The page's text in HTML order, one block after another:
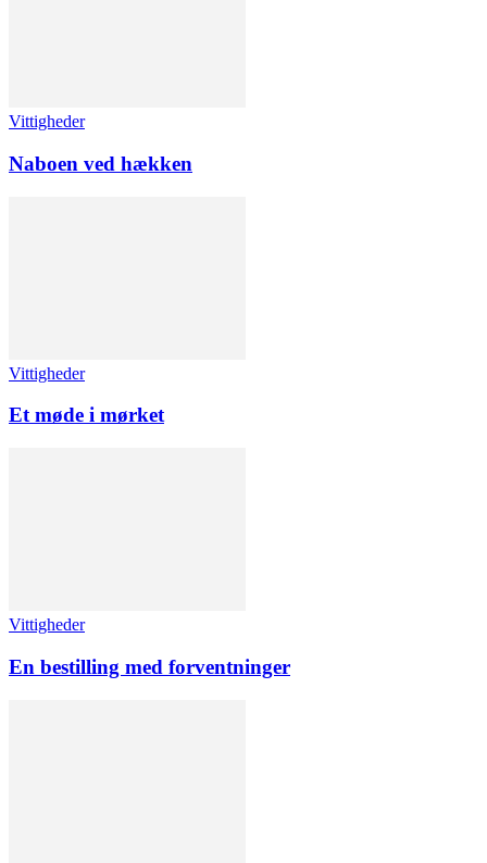
Vittigheder
Naboen ved hækken
Vittigheder
Et møde i mørket
Vittigheder
En bestilling med forventninger